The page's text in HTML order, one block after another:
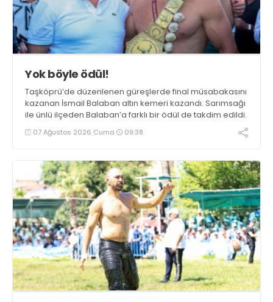
Yok böyle ödül!
Taşköprü’de düzenlenen güreşlerde final müsabakasını
kazanan İsmail Balaban altın kemeri kazandı. Sarımsağı
ile ünlü ilçeden Balaban’a farklı bir ödül de takdim edildi.
07 Ağustos 2026 Cuma 09:38